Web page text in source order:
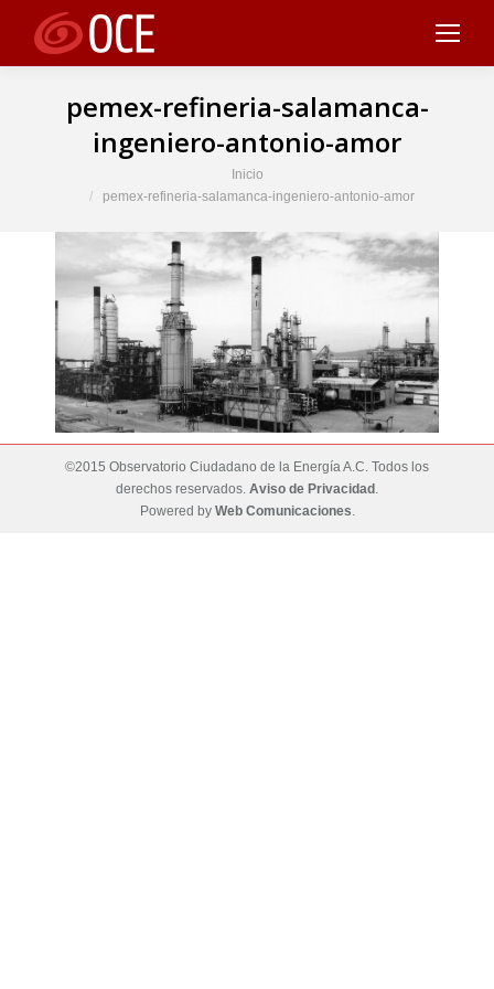
pemex-refineria-salamanca-
ingeniero-antonio-amor
Inicio
pemex-refineria-salamanca-ingeniero-antonio-amor
©2015 Observatorio Ciudadano de la Energía A.C. Todos los
derechos reservados. Aviso de Privacidad
Powered by Web Comunicaciones